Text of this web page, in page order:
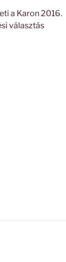
a Karon 2016.
választás